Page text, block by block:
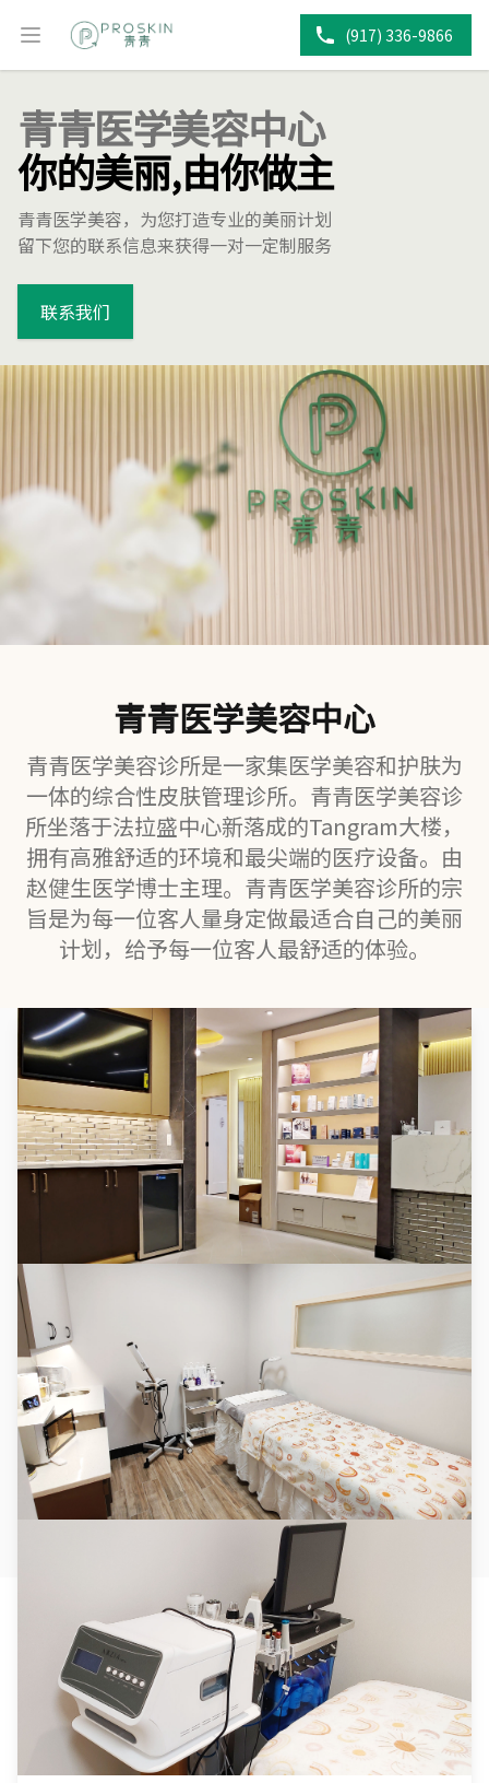
Open main menu (917) 336-9866
青青医学美容中心
你的美丽,由你做主
青青医学美容，为您打造专业的美丽计划
留下您的联系信息来获得一对一定制服务
联系我们
青青医学美容中心
青青医学美容诊所是一家集医学美容和护肤为
一体的综合性皮肤管理诊所。青青医学美容诊
所坐落于法拉盛中心新落成的Tangram大楼，
拥有高雅舒适的环境和最尖端的医疗设备。由
赵健生医学博士主理。青青医学美容诊所的宗
旨是为每一位客人量身定做最适合自己的美丽
计划，给予每一位客人最舒适的体验。